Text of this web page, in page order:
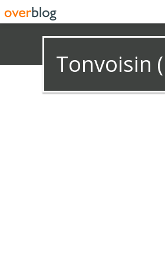
Tonvoisin